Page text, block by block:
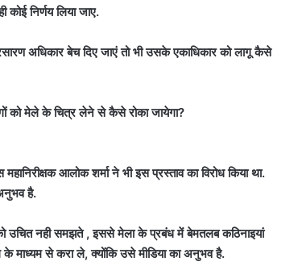
निर्णय लिया जाए.
अधिकार बेच दिए जाएं तो भी उसके एकाधिकार को लागू कैसे
को मेले के चित्र लेने से कैसे रोका जायेगा?
आलोक शर्मा ने भी इस प्रस्ताव का विरोध किया था.
है.
उचित नही समझते , इससे मेला के प्रबंध में बेमतलब कठिनाइयां
के माध्यम से करा ले, क्योंकि उसे मीडिया का अनुभव है.